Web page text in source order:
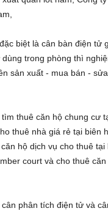
,
biệt làcân bàn điện tử
dùng trong phòng thì
sản xuất - mua bán -
tìmthuê căn hộ chung cư
thuê nhà giá rẻ tại biên
căn hộ dịch vụ cho thuê tại
court vàcho thuê
cân phân tích điện tử và